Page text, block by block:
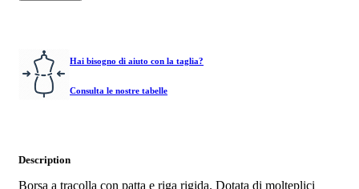
Hai bisogno di aiuto con la taglia?
Consulta le nostre tabelle
Description
Borsa a tracolla con patta e riga rigida. Dotata di molteplici